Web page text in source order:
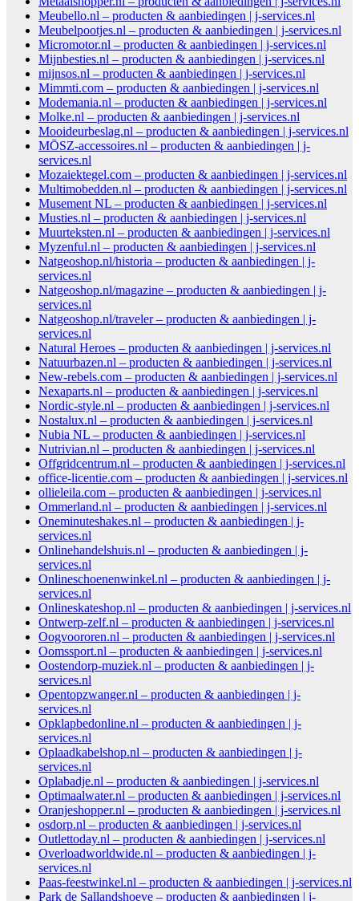
Meubello.nl – producten & aanbiedingen | j-services.nl
Meubelpootjes.nl – producten & aanbiedingen | j-services.nl
Micromotor.nl – producten & aanbiedingen | j-services.nl
Mijnbesties.nl – producten & aanbiedingen | j-services.nl
mijnsos.nl – producten & aanbiedingen | j-services.nl
Mimmti.com – producten & aanbiedingen | j-services.nl
Modemania.nl – producten & aanbiedingen | j-services.nl
Molke.nl – producten & aanbiedingen | j-services.nl
Mooideurbeslag.nl – producten & aanbiedingen | j-services.nl
MŌSZ-accessoires.nl – producten & aanbiedingen | j-
services.nl
Mozaiektegel.com – producten & aanbiedingen | j-services.nl
Multimobedden.nl – producten & aanbiedingen | j-services.nl
Musement NL – producten & aanbiedingen | j-services.nl
Musties.nl – producten & aanbiedingen | j-services.nl
Muurteksten.nl – producten & aanbiedingen | j-services.nl
Myzenful.nl – producten & aanbiedingen | j-services.nl
Natgeoshop.nl/historia – producten & aanbiedingen | j-
services.nl
Natgeoshop.nl/magazine – producten & aanbiedingen | j-
services.nl
Natgeoshop.nl/traveler – producten & aanbiedingen | j-
services.nl
Natural Heroes – producten & aanbiedingen | j-services.nl
Natuurbazen.nl – producten & aanbiedingen | j-services.nl
New-rebels.com – producten & aanbiedingen | j-services.nl
Nexaparts.nl – producten & aanbiedingen | j-services.nl
Nordic-style.nl – producten & aanbiedingen | j-services.nl
Nostalux.nl – producten & aanbiedingen | j-services.nl
Nubia NL – producten & aanbiedingen | j-services.nl
Nutrivian.nl – producten & aanbiedingen | j-services.nl
Offgridcentrum.nl – producten & aanbiedingen | j-services.nl
office-licentie.com – producten & aanbiedingen | j-services.nl
ollieleila.com – producten & aanbiedingen | j-services.nl
Ommerland.nl – producten & aanbiedingen | j-services.nl
Oneminuteshakes.nl – producten & aanbiedingen | j-
services.nl
Onlinehandelshuis.nl – producten & aanbiedingen | j-
services.nl
Onlineschoenenwinkel.nl – producten & aanbiedingen | j-
services.nl
Onlineskateshop.nl – producten & aanbiedingen | j-services.nl
Ontwerp-zelf.nl – producten & aanbiedingen | j-services.nl
Oogvoororen.nl – producten & aanbiedingen | j-services.nl
Oomssport.nl – producten & aanbiedingen | j-services.nl
Oostendorp-muziek.nl – producten & aanbiedingen | j-
services.nl
Opentopzwanger.nl – producten & aanbiedingen | j-
services.nl
Opklapbedonline.nl – producten & aanbiedingen | j-
services.nl
Oplaadkabelshop.nl – producten & aanbiedingen | j-
services.nl
Oplabadje.nl – producten & aanbiedingen | j-services.nl
Optimaalwater.nl – producten & aanbiedingen | j-services.nl
Oranjeshopper.nl – producten & aanbiedingen | j-services.nl
osdorp.nl – producten & aanbiedingen | j-services.nl
Outlettoday.nl – producten & aanbiedingen | j-services.nl
Overloadworldwide.nl – producten & aanbiedingen | j-
services.nl
Paas-feestwinkel.nl – producten & aanbiedingen | j-services.nl
Park de Sallandshoeve – producten & aanbiedingen | j-